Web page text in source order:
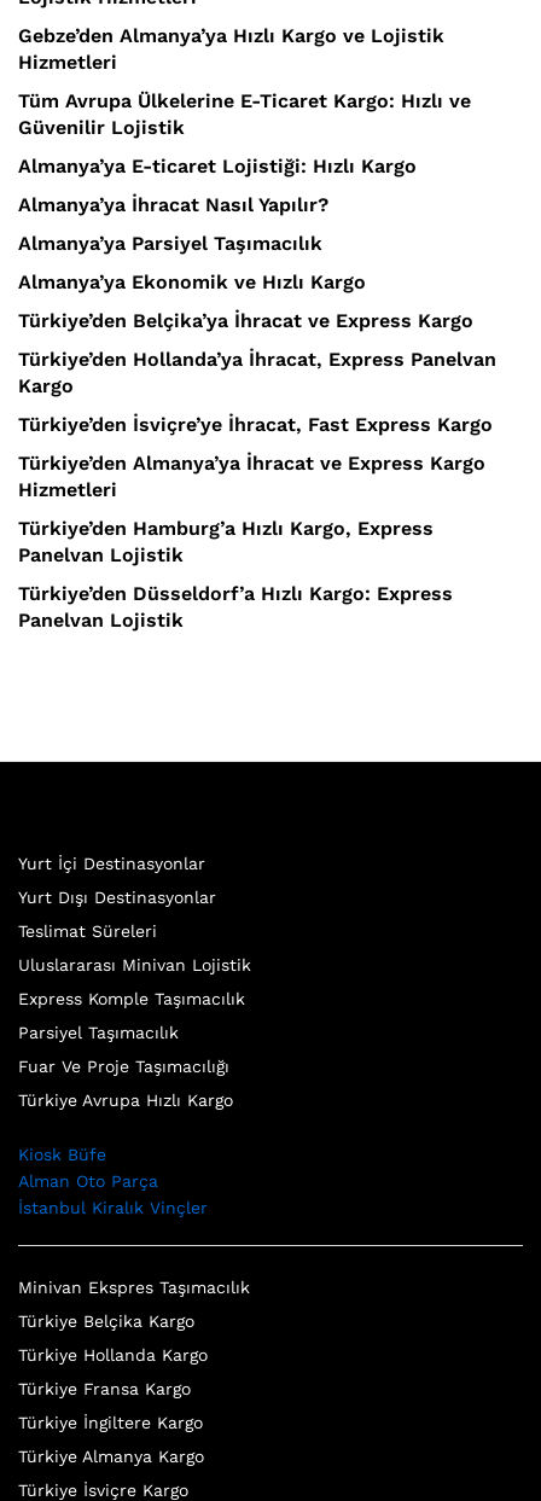
Gebze’den Almanya’ya Hızlı Kargo ve Lojistik
Hizmetleri
Tüm Avrupa Ülkelerine E-Ticaret Kargo: Hızlı ve
Güvenilir Lojistik
Almanya’ya E-ticaret Lojistiği: Hızlı Kargo
Almanya’ya İhracat Nasıl Yapılır?
Almanya’ya Parsiyel Taşımacılık
Almanya’ya Ekonomik ve Hızlı Kargo
Türkiye’den Belçika’ya İhracat ve Express Kargo
Türkiye’den Hollanda’ya İhracat, Express Panelvan
Kargo
Türkiye’den İsviçre’ye İhracat, Fast Express Kargo
Türkiye’den Almanya’ya İhracat ve Express Kargo
Hizmetleri
Türkiye’den Hamburg’a Hızlı Kargo, Express
Panelvan Lojistik
Türkiye’den Düsseldorf’a Hızlı Kargo: Express
Panelvan Lojistik
Yurt İçi Destinasyonlar
Yurt Dışı Destinasyonlar
Teslimat Süreleri
Uluslararası Minivan Lojistik
Express Komple Taşımacılık
Parsiyel Taşımacılık
Fuar Ve Proje Taşımacılığı
Türkiye Avrupa Hızlı Kargo
Kiosk Büfe
Alman Oto Parça
İstanbul Kiralık Vinçler
Minivan Ekspres Taşımacılık
Türkiye Belçika Kargo
Türkiye Hollanda Kargo
Türkiye Fransa Kargo
Türkiye İngiltere Kargo
Türkiye Almanya Kargo
Türkiye İsviçre Kargo